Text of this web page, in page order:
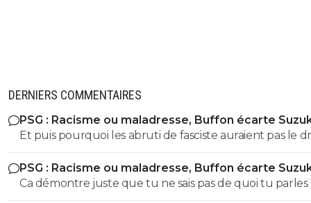
DERNIERS COMMENTAIRES
PSG : Racisme ou maladresse, Buffon écarte
Et puis pourquoi les abruti de fasciste auraient pas le
s'exprimer? Toi t'es un gros débile qui sait pas faire la
différence entre nazisme et fascisme, t'a bien le droit de
t'exprimer lol Tous les abrutis et idiots ont le droit de
PSG : Racisme ou maladresse, Buffon écarte
Ca démontre juste que tu ne sais pas de quoi tu parles !!
etre sacrément débile pour confondre nazisme et